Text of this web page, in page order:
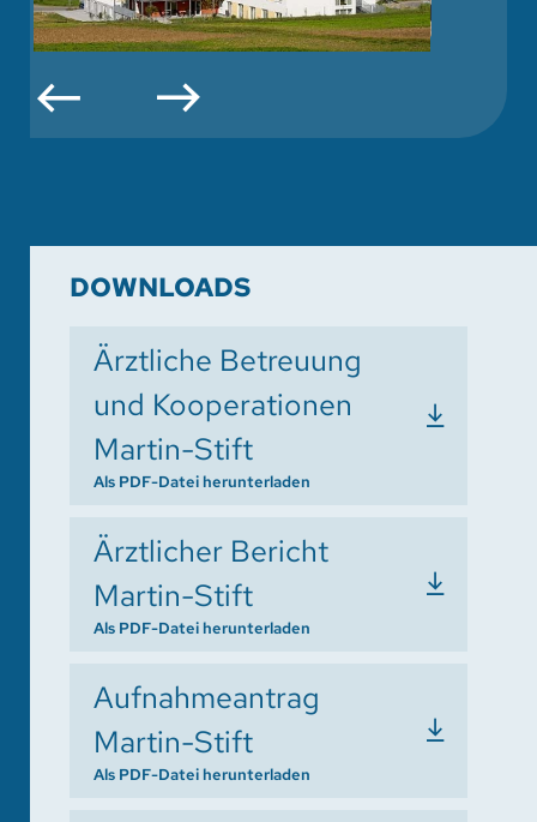
DOWNLOADS
Ärztliche Betreuung
und Kooperationen
Martin-Stift
Als PDF-Datei herunterladen
Ärztlicher Bericht
Martin-Stift
Als PDF-Datei herunterladen
Aufnahmeantrag
Martin-Stift
Als PDF-Datei herunterladen